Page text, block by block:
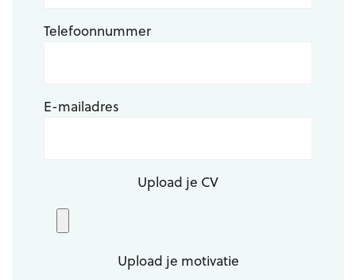
Telefoonnummer
E-mailadres
Upload je CV
Upload je motivatie